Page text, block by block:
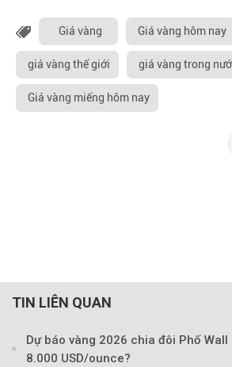
Giá vàng Giá vàng hôm nay
giá vàng thế giới giá vàng trong
Giá vàng miếng hôm nay
TIN LIÊN QUAN
Dự báo vàng 2026 chia đôi Phố Wall
8.000 USD/ounce?